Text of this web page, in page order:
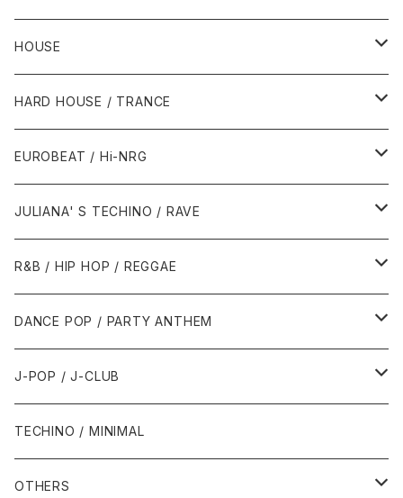
HOUSE
1980年代
1987年・以前
1988年
1990年代
1990年
1991年
1995年
2000年代
2000年
2001年
2010年代
2010年
2011年
HARD HOUSE / TRANCE
1990年代
1994年・以前
1995年
1999年
2000年代
2000年
2001年
EUROBEAT / Hi-NRG
1980年代
1986年・以前
1987年
1990年代
1990年
1991年
2000年代
JULIANA' S TECHINO / RAVE
1990年代
1990年
1991年
2000年代
2000年
2001年
R&B / HIP HOP / REGGAE
1980年代
1985年・以前
1986年
1990年代
1990年
1991年
2000年代
2000年
DANCE POP / PARTY ANTHEM
1980年代
1988年・以前
1989年
1990年代
1990年
2000年代
J-POP / J-CLUB
1980年代
1990年代
TECHINO / MINIMAL
OTHERS